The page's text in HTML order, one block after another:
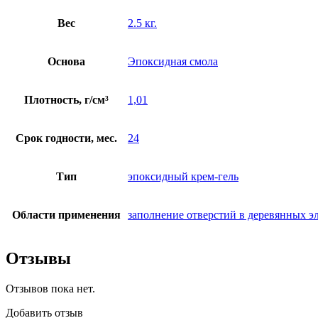
Вес 2.5 кг.
Основа Эпоксидная смола
Плотность, г/см³ 1,01
Срок годности, мес. 24
Тип эпоксидный крем-гель
Области применения заполнение отверстий в деревянных
Отзывы
Отзывов пока нет.
Добавить отзыв